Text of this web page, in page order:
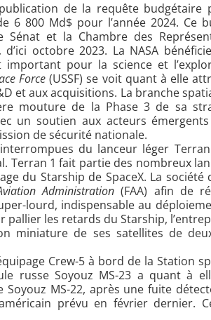
de la requête budgétaire
6 800 Md$ pour l’année 2024. Ce
et la Chambre des
octobre 2023. La NASA
pour la science et
Force (USSF) se voit quant à elle
et aux acquisitions. La branche
mouture de la Phase 3 de sa
un soutien aux acteurs
de sécurité nationale.
du lanceur léger
Terran 1 fait partie des nombreux
du Starship de SpaceX. La société
Administration(FAA) afin de
lourd, indispensable au
les retards du Starship,
miniature de ses satellites de
Crew-5 à bord de la Station
russe Soyouz MS-23 a quant à
MS-22, après une fuite
prévu en février dernier.